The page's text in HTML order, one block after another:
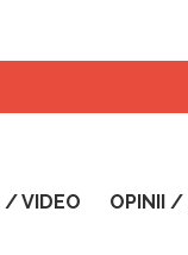
/ VIDEO OPINII /